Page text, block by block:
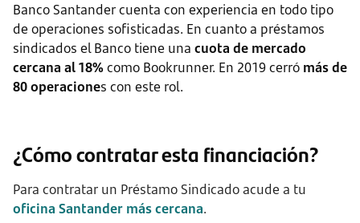
Banco Santander cuenta con experiencia en todo tipo
de operaciones sofisticadas. En cuanto a préstamos
sindicados el Banco tiene una cuota de mercado
cercana al 18% como Bookrunner. En 2019 cerró más de
80 operaciones con este rol.
¿Cómo contratar esta financiación?
Para contratar un Préstamo Sindicado acude a tu
oficina Santander más cercana.